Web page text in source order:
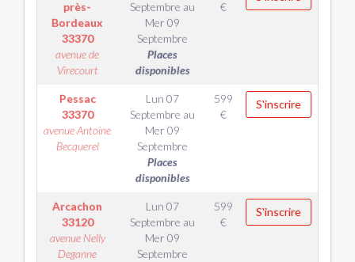
près-
Bordeaux
33370
avenue de
Virecourt
Septembre au
Mer 09
Septembre
Places
disponibles
€
Pessac
33370
avenue Antoine
Becquerel
Lun 07
Septembre au
Mer 09
Septembre
Places
disponibles
599
€
S'inscrire
Arcachon
33120
avenue Nelly
Deganne
Lun 07
Septembre au
Mer 09
Septembre
599
€
S'inscrire